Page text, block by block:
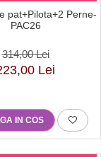
pat+Pilota+2 Perne-
PAC26
314,00 Lei
Lei
IN COS